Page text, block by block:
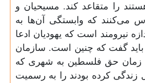
را متقاعد کند. مسیحیان و
می‌کنند که وابستگی آن‌ها به
نیرومند است که یهودیان ادعا
گفت که چنین است. سازمان
زمان حق فلسطین به شهری که
کرده‌ بودند را به رسمیت